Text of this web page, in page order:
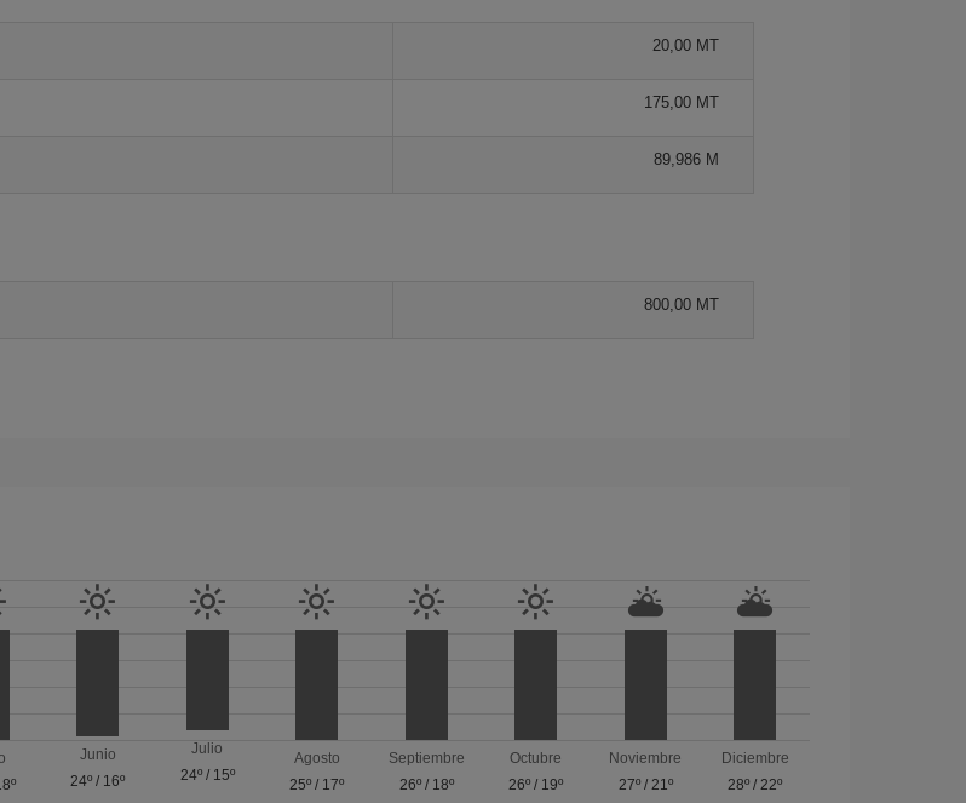
20,00 MT
175,00 MT
89,986 M
800,00 MT
Junio
24º / 16º
Julio
24º/ 15º
Agosto
25º / 17º
Septiembre
26º/ 18º
Octubre
26º / 19º
Noviembre
27º/ 21º
Diciembre
28º / 22º